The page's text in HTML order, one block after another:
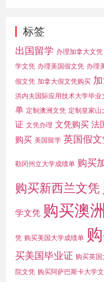
标签
出国留学 办理加拿大文凭
学文凭 办理美国假文凭 办理
假文凭 加拿大假文凭购买
洪内夫国际应用技术大学毕业
单 定制澳洲文凭 定制皇家山
证 文凭办理 文凭购买 法
购买 美国留学 英国假
勒冈州立大学成绩单 购买
购买新西兰文凭
学文凭 购买澳
凭 购买美国大学成绩单
买美国毕业证 购买英
院文凭 购买阿萨巴斯卡大学